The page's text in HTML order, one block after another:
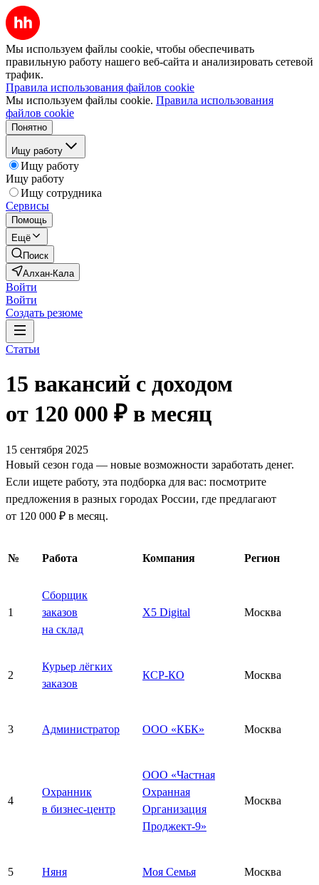
Мы используем файлы cookie, чтобы обеспечивать
правильную работу нашего веб-сайта и анализировать сетевой
трафик.
Правила использования файлов cookie
Мы используем файлы cookie. Правила использования
файлов cookie
Понятно
Ищу работу
Ищу работу
Ищу работу
Ищу сотрудника
Сервисы
Помощь
Ещё
Поиск
Алхан-Кала
Войти
Войти
Создать резюме
Статьи
15 вакансий с доходом
от 120 000 ₽ в месяц
15 сентября 2025
Новый сезон года — новые возможности заработать денег.
Если ищете работу, эта подборка для вас: посмотрите
предложения в разных городах России, где предлагают
от 120 000 ₽ в месяц.
№ Работа Компания Регион
1
Сборщик
заказов
на склад
X5 Digital Москва
2
Курьер лёгких
заказов
КСР-КО Москва
3 Администратор ООО «КБК» Москва
4
Охранник
в бизнес-центр
ООО «Частная
Охранная
Организация
Проджект-9»
Москва
5 Няня Моя Семья Москва